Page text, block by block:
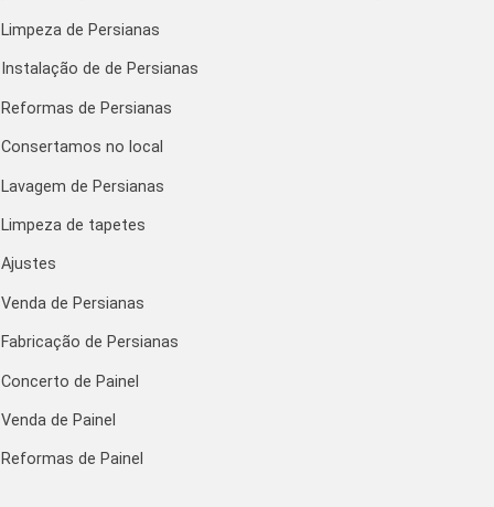
Limpeza de Persianas
Instalação de de Persianas
Reformas de Persianas
Consertamos no local
Lavagem de Persianas
Limpeza de tapetes
Ajustes
Venda de Persianas
Fabricação de Persianas
Concerto de Painel
Venda de Painel
Reformas de Painel